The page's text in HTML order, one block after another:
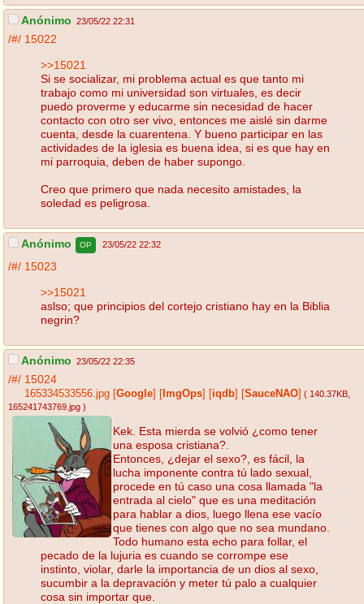
Anónimo 23/05/22 22:31
/#/ 15022
>>15021
Si se socializar, mi problema actual es que tanto mi
trabajo como mi universidad son virtuales, es decir
puedo proverme y educarme sin necesidad de hacer
contacto con otro ser vivo, entonces me aislé sin darme
cuenta, desde la cuarentena. Y bueno participar en las
actividades de la iglesia es buena idea, si es que hay en
mi parroquia, deben de haber supongo.
Creo que primero que nada necesito amistades, la
soledad es peligrosa.
Anónimo OP 23/05/22 22:32
/#/ 15023
>>15021
aslso; que principios del cortejo cristiano hay en la Biblia
negrin?
Anónimo 23/05/22 22:35
/#/ 15024
165334533556.jpg Google ImgOps iqdb SauceNAO ( 140.37KB
165241743769.jpg )
Kek. Esta mierda se volvió ¿como tener
una esposa cristiana?.
Entonces, ¿dejar el sexo?, es fácil, la
lucha imponente contra tú lado sexual,
procede en tú caso una cosa llamada "la
entrada al cielo" que es una meditación
para hablar a dios, luego llena ese vacío
que tienes con algo que no sea mundano.
Todo humano esta echo para follar, el
pecado de la lujuria es cuando se corrompe ese
instinto, violar, darle la importancia de un dios al sexo,
sucumbir a la depravación y meter tú palo a cualquier
cosa sin importar que.